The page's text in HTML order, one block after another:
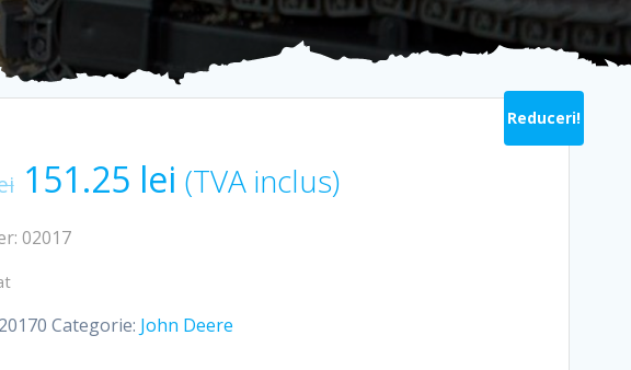
Reduceri!
Prețul
inițial
fost:
151.25 lei Prețul
151.25 lei.
(TVA inclus)
02017
Categorie: John Deere